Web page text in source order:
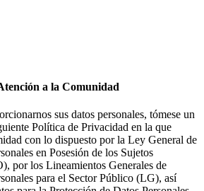
a la Comunidad
sus datos personales, tómese un
Política de Privacidad en la que
con lo dispuesto por la Ley General de
en Posesión de los Sujetos
por los Lineamientos Generales de
para el Sector Público (LG), así